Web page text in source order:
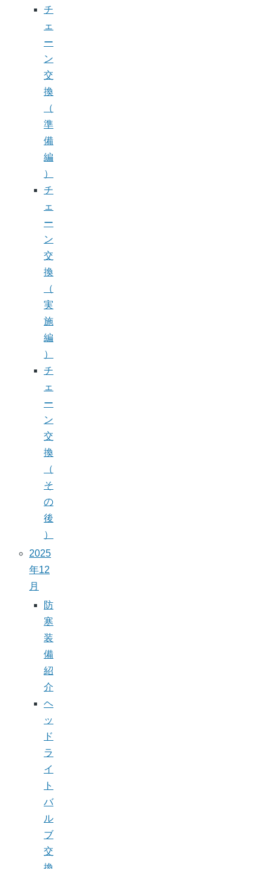
チ
ェ
ー
ン
交
換
（
準
備
編
）
チ
ェ
ー
ン
交
換
（
実
施
編
）
チ
ェ
ー
ン
交
換
（
そ
の
後
）
2025
年12
月
防
寒
装
備
紹
介
ヘ
ッ
ド
ラ
イ
ト
バ
ル
ブ
交